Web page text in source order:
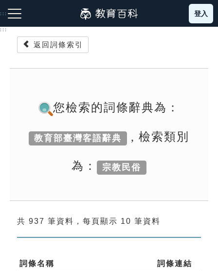
到
主
:::
成語故事
索引選單
單字索引
登入
:::
返回詞條索引
您檢索的詞條辭典為：
教育部臺灣客語辭典 , 檢索類別
為： 宗教民俗
共 937 筆資料，每頁顯示 10 筆資料
詞條名稱 詞條連結